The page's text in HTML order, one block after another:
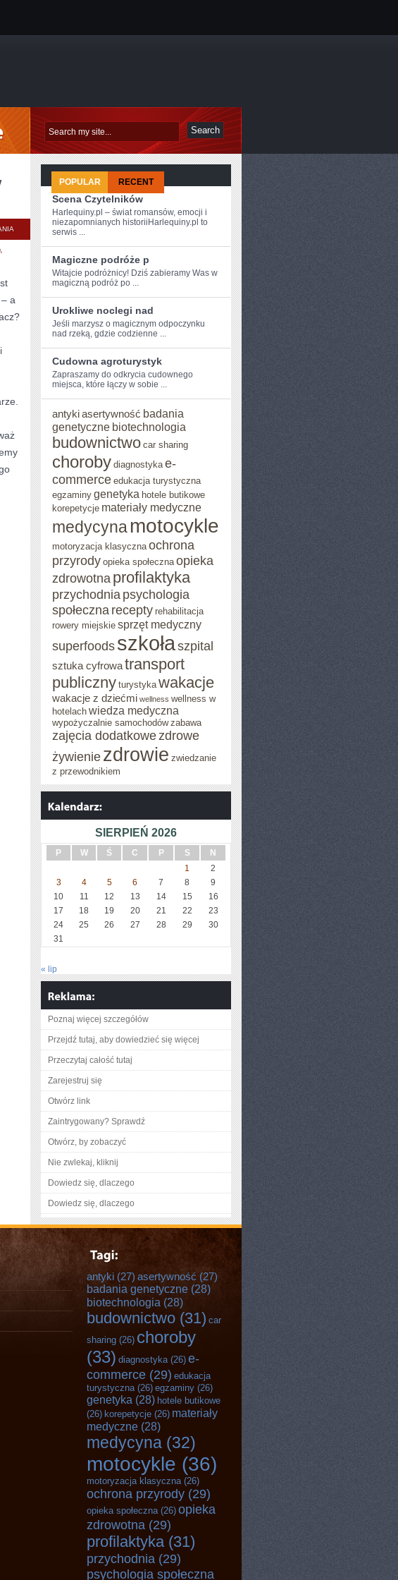
JAKICH
POWODÓW
NAPRAWDĘ
WARTO
GRAĆ
GIERKI
KOMPUTEROWE?
a
POPULAR RECENT
Scena Czytelników
Harlequiny.pl – świat romansów, emocji i
niezapomnianych historiiHarlequiny.pl to
serwis ...
Magiczne podróże p
Witajcie ‍podróżnicy! Dziś zabieramy Was w‍
magiczną podróż po ...
Urokliwe noclegi nad
Jeśli marzysz o magicznym odpoczynku⁣
nad rzeką, ⁢gdzie codzienne ...
Cudowna agroturystyk
Zapraszamy do ⁢odkrycia cudownego
miejsca,⁢ które‍ łączy w sobie⁣ ...
antykiasertywność badania
genetyczne biotechnologia
budownictwo car sharing
choroby diagnostyka e-
commerce edukacja turystyczna
egzaminy genetyka hotele butikowe
korepetycje materiały medyczne
medycynamotocykle
motoryzacja klasyczna ochrona
przyrody opieka społeczna opieka
zdrowotna profilaktyka
przychodnia psychologia
społeczna recepty rehabilitacja
rowery miejskie sprzęt medyczny
superfoodsszkołaszpital
sztuka cyfrowatransport
publiczny turystyka wakacje
wakacje z dziećmi wellness wellness w
hotelach wiedza medyczna
wypożyczalnie samochodów zabawa
zajęcia dodatkowezdrowe
żywieniezdrowie zwiedzanie
z przewodnikiem
SIERPIEŃ 2026
P W Ś C P S
N
1
2
3
4 5 6 7 8
9
10
11 12 13 14 15
16
17
18 19 20 21 22
23
24
25 26 27 28 29
30
31
« lip
Poznaj więcej szczegółów
Przejdź tutaj, aby dowiedzieć się więcej
Przeczytaj całość tutaj
Zarejestruj się
Otwórz link
Zaintrygowany? Sprawdź
Otwórz, by zobaczyć
Nie zwlekaj, kliknij
Dowiedz się, dlaczego
Dowiedz się, dlaczego
antyki (27) asertywność (27)
badania genetyczne (28)
biotechnologia (28)
budownictwo (31) car
sharing (26) choroby
(33) diagnostyka(26) e-
commerce (29) edukacja
turystyczna(26) egzaminy (26)
genetyka (28) hotele butikowe
(26) korepetycje (26) materiały
medyczne (28)
medycyna (32)
motocykle (36)
motoryzacja klasyczna(26)
ochrona przyrody (29)
opieka społeczna(26) opieka
zdrowotna (29)
profilaktyka(31)
przychodnia (29)
psychologia społeczna